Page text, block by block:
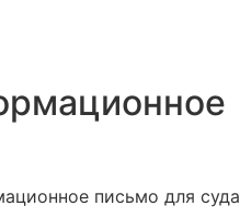
письмо для суда